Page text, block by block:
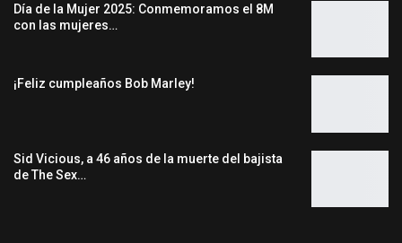
Día de la Mujer 2025: Conmemoramos el 8M
con las mujeres…
¡Feliz cumpleaños Bob Marley!
Sid Vicious, a 46 años de la muerte del bajista
de The Sex…